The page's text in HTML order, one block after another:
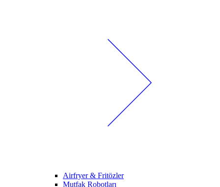
Airfryer & Fritözler
Mutfak Robotları